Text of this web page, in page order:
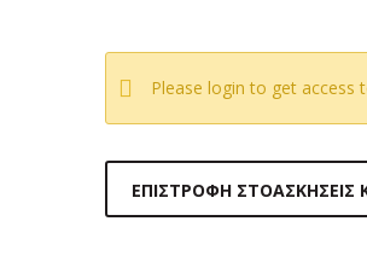
Please login to get access
ΕΠΙΣΤΡΟΦΉ ΣΤΟΑΣΚΉΣΕΙΣ